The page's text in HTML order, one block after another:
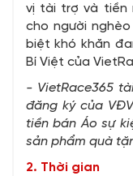
vị tài trợ và tiền
cho người
biệt khó khăn
Bí Việt của
- VietRace365
đăng ký của
tiền bán Áo sự
sản phẩm quà
2. Thời gian